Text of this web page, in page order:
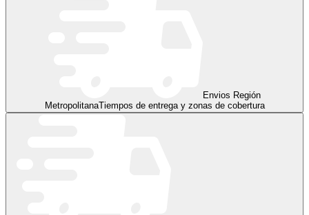
Envios Región
MetropolitanaTiempos de entrega y zonas de cobertura